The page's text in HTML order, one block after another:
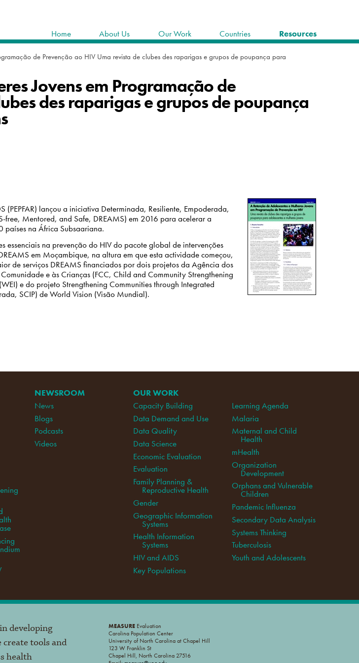
Home About Us Our Work Countries Resources
de Prevenção ao HIV Uma revista de clubes des raparigas e grupos de poupança para
Jovens em Programação de
des raparigas e grupos de poupança
lançou a iniciativa Determinada, Resiliente, Empoderada,
free, Mentored, and Safe, DREAMS) em 2016 para acelerar a
países na África Subsaariana.
na prevenção do HIV do pacote global de intervenções
em Moçambique, na altura em que esta actividade começou,
de serviços DREAMS financiados por dois projetos da Agência dos
e às Crianças (FCC, Child and Community Strengthening
e do projeto Strengthening Communities through Integrated
SCIP) de World Vision (Visão Mundial).
NEWSROOM
News
Blogs
Podcasts
Videos
OUR WORK
Capacity Building
Data Demand and Use
Data Quality
Data Science
Economic Evaluation
Evaluation
Family Planning &
Reproductive Health
Gender
Geographic Information
Systems
Health Information
Systems
HIV and AIDS
Key Populations
Learning Agenda
Malaria
Maternal and Child
Health
mHealth
Organization
Development
Orphans and Vulnerable
Children
Pandemic Influenza
Secondary Data Analysis
Systems Thinking
Tuberculosis
Youth and Adolescents
developing
create tools and
health
MEASUREEvaluation
Carolina Population Center
University of North Carolina at Chapel Hill
123 W Franklin St
Chapel Hill, North Carolina 27516